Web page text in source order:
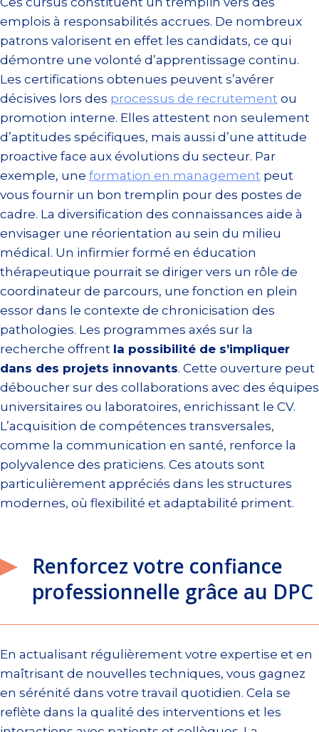
emplois à responsabilités accrues. De nombreux
patrons valorisent en effet les candidats, ce qui
démontre une volonté d’apprentissage continu.
Les certifications obtenues peuvent s’avérer
décisives lors des processus de recrutement ou
promotion interne. Elles attestent non seulement
d’aptitudes spécifiques, mais aussi d’une attitude
proactive face aux évolutions du secteur. Par
exemple, une formation en management peut
vous fournir un bon tremplin pour des postes de
cadre. La diversification des connaissances aide à
envisager une réorientation au sein du milieu
médical. Un infirmier formé en éducation
thérapeutique pourrait se diriger vers un rôle de
coordinateur de parcours, une fonction en plein
essor dans le contexte de chronicisation des
pathologies. Les programmes axés sur la
recherche offrent la possibilité de s’impliquer
dans des projets innovants. Cette ouverture peut
déboucher sur des collaborations avec des équipes
universitaires ou laboratoires, enrichissant le CV.
L’acquisition de compétences transversales,
comme la communication en santé, renforce la
polyvalence des praticiens. Ces atouts sont
particulièrement appréciés dans les structures
modernes, où flexibilité et adaptabilité priment.
Renforcez votre confiance
professionnelle grâce au DPC
En actualisant régulièrement votre expertise et en
maîtrisant de nouvelles techniques, vous gagnez
en sérénité dans votre travail quotidien. Cela se
reflète dans la qualité des interventions et les